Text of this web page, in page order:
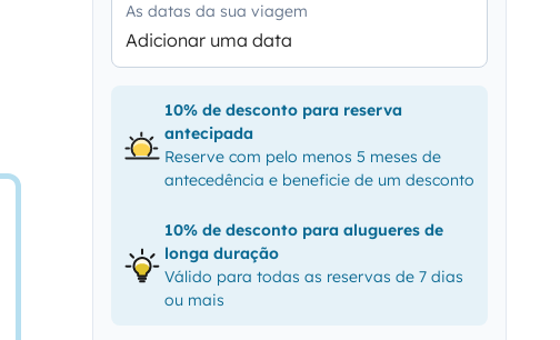
As datas da sua viagem
Adicionar uma data
10% de desconto para reserva
antecipada
Reserve com pelo menos 5 meses de
antecedência e beneficie de um desconto
10% de desconto para alugueres de
longa duração
Válido para todas as reservas de 7 dias
ou mais